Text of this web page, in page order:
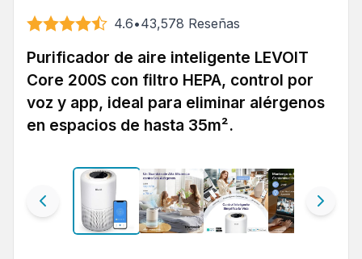
4.6•43,578 Reseñas
Purificador de aire inteligente LEVOIT
Core 200S con filtro HEPA, control por
voz y app, ideal para eliminar alérgenos
en espacios de hasta 35m².